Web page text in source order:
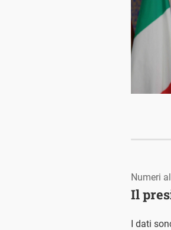
Il
Numeri
I dati